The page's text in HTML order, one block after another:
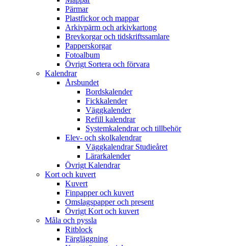
Pärmar
Plastfickor och mappar
Arkivpärm och arkivkartong
Brevkorgar och tidskriftssamlare
Papperskorgar
Fotoalbum
Övrigt Sortera och förvara
Kalendrar
Årsbundet
Bordskalender
Fickkalender
Väggkalender
Refill kalendrar
Systemkalendrar och tillbehör
Elev- och skolkalendrar
Väggkalendrar Studieåret
Lärarkalender
Övrigt Kalendrar
Kort och kuvert
Kuvert
Finpapper och kuvert
Omslagspapper och present
Övrigt Kort och kuvert
Måla och pyssla
Ritblock
Färgläggning